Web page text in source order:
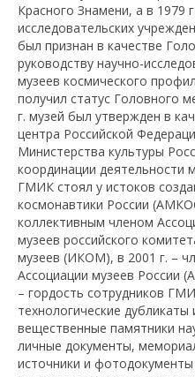
Красного Знамени, а в 1979
исследовательских
был признан в качестве
руководству научно-
музеев космического
получил статус Головного
г. музей был утвержден в
центра Российской
Министерства культуры
координации деятельности
ГМИК стоял у истоков
космонавтики России
коллективным членом
музеев российского
музеев (ИКОМ), в 2001 г. –
Ассоциации музеев России
– гордость сотрудников
технологические
вещественные памятники
личные документы,
источники и